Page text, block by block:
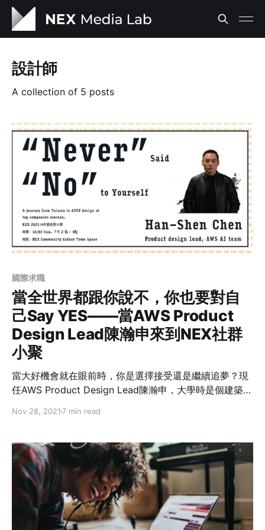
設計師
A collection of 5 posts
國際求職
當全世界都跟你說不，你也要對自
己Say YES——當AWS Product
Design Lead陳瀚申來到NEX社群
小聚
當大好機會就在眼前時，你是選擇接受還是繼續追夢？現
任AWS Product Design Lead陳瀚申，大學時是個建築系
外界稱羨的建築界新星光環，跑到紐約念設計。不僅當時
成功連結人工智慧和使用者體驗兩大專業，內化成自己的
系統後更落實在教職和職涯上，他是怎麼做到的？
Nov 28, 2021 7 min read